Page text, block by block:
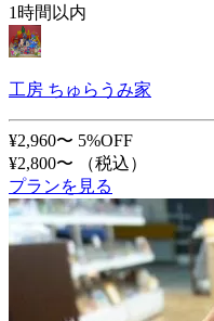
1時間以内
工房 ちゅらうみ家
¥2,960〜 5%OFF
¥2,800〜
（税込）
プランを見る